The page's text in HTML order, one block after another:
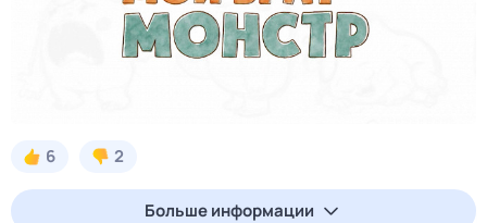
6 2
Больше информации